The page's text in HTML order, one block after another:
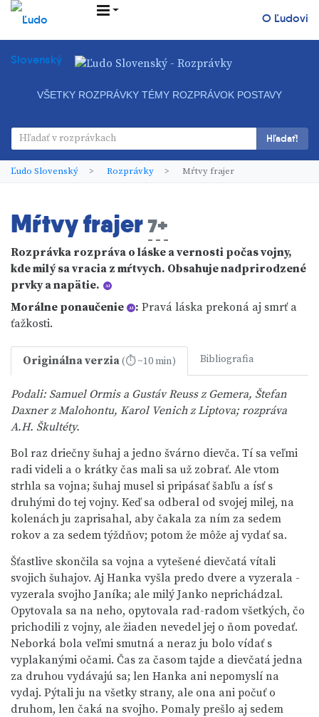
O Ľudovi
VŠETKY ROZPRÁVKY TÉMY ROZPRÁVOK POSTAVY
Hľadať!
Ľudo Slovenský Rozprávky Mŕtvy frajer
Mŕtvy frajer7+
Rozprávka rozpráva o láske a vernosti počas vojny,
kde milý sa vracia z mŕtvych. Obsahuje nadprirodzené
prvky a napätie.
AI
Morálne ponaučenie AI : Pravá láska prekoná aj smrť a
ťažkosti.
Originálna verzia(⏱ ~10 min) Bibliografia
Podali: Samuel Ormis a Gustáv Reuss z Gemera, Štefan
Daxner z Malohontu, Karol Venich z Liptova; rozpráva
A.H. Škultéty.
Bol raz driečny šuhaj a jedno švárno dievča. Tí sa veľmi
radi videli a o krátky čas mali sa už zobrať. Ale vtom
strhla sa vojna; šuhaj musel si pripásať šabľu a ísť s
druhými do tej vojny. Keď sa odberal od svojej milej, na
kolenách ju zaprisahal, aby čakala za ním za sedem
rokov a za sedem týždňov; potom že môže aj vydať sa.
Šťastlive skončila sa vojna a vytešené dievčatá vítali
svojich šuhajov. Aj Hanka vyšla predo dvere a vyzerala -
vyzerala svojho Janíka; ale milý Janko neprichádzal.
Opytovala sa na neho, opytovala rad-radom všetkých, čo
prichodili z vojny, ale žiaden nevedel jej o ňom povedať.
Neborká bola veľmi smutná a neraz ju bolo vídať s
vyplakanými očami. Čas za časom tajde a dievčatá jedna
za druhou vydávajú sa; len Hanka ani nepomyslí na
vydaj. Pýtali ju na všetky strany, ale ona ani počuť o
druhom, len čaká na svojho. Pomaly prešlo aj sedem